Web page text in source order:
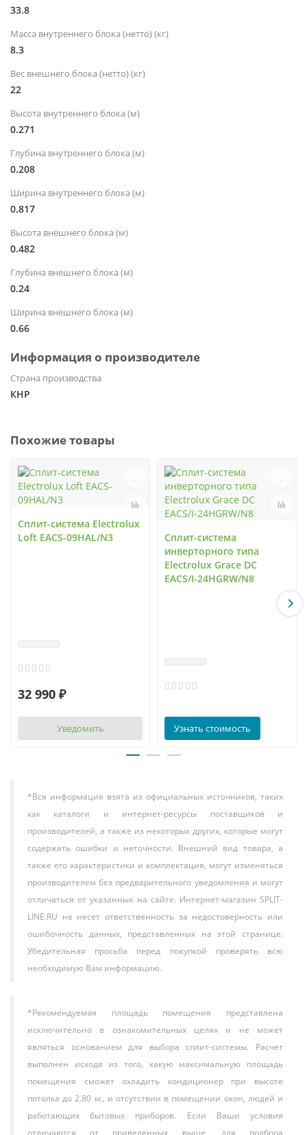
33.8
Масса внутреннего блока (нетто) (кг)
8.3
Вес внешнего блока (нетто) (кг)
22
Высота внутреннего блока (м)
0.271
Глубина внутреннего блока (м)
0.208
Ширина внутреннего блока (м)
0.817
Высота внешнего блока (м)
0.482
Глубина внешнего блока (м)
0.24
Ширина внешнего блока (м)
0.66
Информация о производителе
Страна производства
КНР
Похожие товары
Сплит-система Electrolux
Loft EACS-09HAL/N3
32 990 ₽
Уведомить
Сплит-система
инверторного типа
Electrolux Grace DC
EACS/I-24HGRW/N8
Узнать стоимость
*Вся информация взята из официальных источников, таких
как каталоги и интернет-ресурсы поставщиков и
производителей, а также из некоторых других, которые могут
содержать ошибки и неточности. Внешний вид товара, а
также его характеристики и комплектация, могут изменяться
производителем без предварительного уведомления и могут
отличаться от указанных на сайте. Интернет-магазин SPLIT-
LINE.RU не несет ответственность за недостоверность или
ошибочность данных, представленных на этой странице.
Убедительная просьба перед покупкой проверять всю
необходимую Вам информацию.
*Рекомендуемая площадь помещения представлена
исключительно в ознакомительных целях и не может
являться основанием для выбора сплит-системы. Расчет
выполнен исходя из того, какую максимальную площадь
помещения сможет охладить кондиционер при высоте
потолка до 2.80 м., и отсутствии в помещении окон, людей и
работающих бытовых приборов. Если Ваши условия